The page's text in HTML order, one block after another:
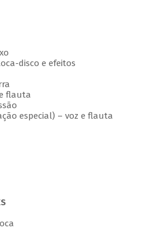
disco e efeitos
flauta
especial) – voz e flauta